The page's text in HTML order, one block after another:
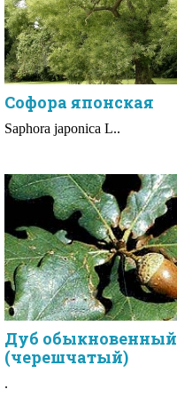
Софора японская
Saphora japonica L..
Дуб обыкновенный
(черешчатый)
.